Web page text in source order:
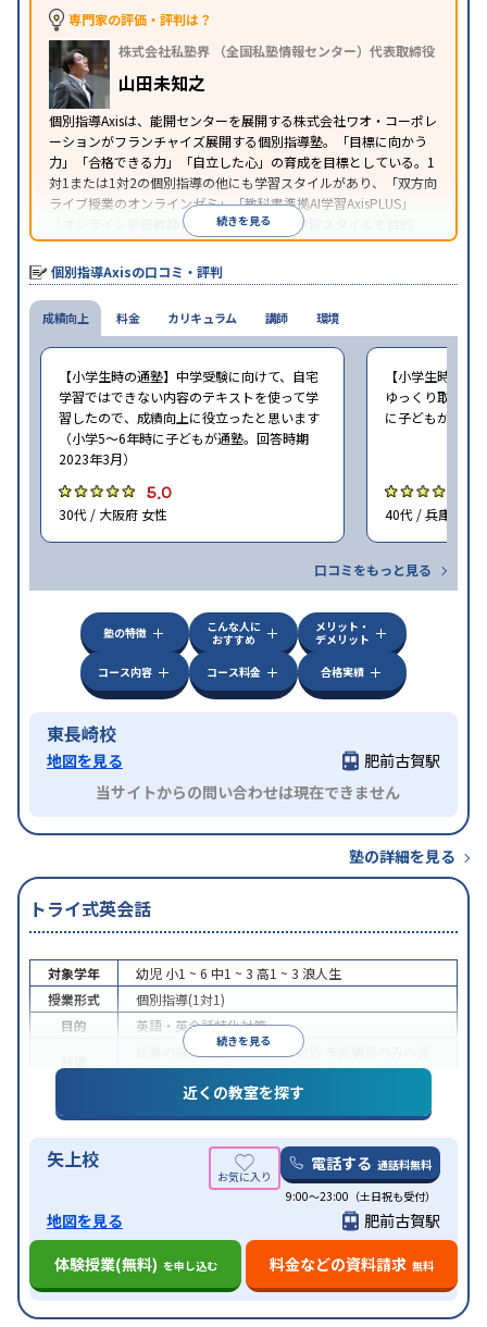
※2023年3月調査。小学校高学年の個別指導塾アンケート調査方法
専門家の評価・評判は？
株式会社私塾界 （全国私塾情報センター）代表取締役
山田未知之
個別指導Axisは、能開センターを展開する株式会社ワオ・コーポレ
ーションがフランチャイズ展開する個別指導塾。「目標に向かう
力」「合格できる力」「自立した心」の育成を目標としている。1
対1または1対2の個別指導の他にも学習スタイルがあり、「双方向
ライブ授業のオンラインゼミ」「教科書準拠AI学習AxisPLUS」
「オンライン家庭教師」など、さまざまな学習スタイルを目的
別・科目別に選択することができる。
続きを見る
個別指導Axisの口コミ・評判
成績向上
【小学生時の通塾】中学受験に向けて、自宅
学習ではできない内容のテキストを使って学
習したので、成績向上に役立ったと思います
（小学5〜6年時に子どもが通塾。回答時期
2023年3月）
5.0
30代 / 大阪府 女性
【小学生時の通
ゆっくり取り組
に子どもが通塾
40代 / 兵庫県 女
口コミをもっと見る
料金 カリキュラム 講師 環境
塾の特徴
こんな人に
おすすめ
メリット・
デメリット
コース内容
コース料金 合格実績
東長崎校
地図を見る
肥前古賀駅
当サイトからの問い合わせは現在できません
塾の詳細を見る
トライ式英会話
続きを見る
対象学年 幼児 小1 ~ 6 中1 ~ 3 高1 ~ 3 浪人生
授業形式
個別指導(1対1)
目的
英語・英会話特化対策
授業の振替可能オンライン対応
講可発達障害の子どもに対応自習室あり
近くの教室を探す
矢上校 電話する 通話料無料
9:00～23:00（土日祝も受付）
地図を見る
肥前古賀駅
体験授業(無料) を申し込む 料金などの資料請求 無料